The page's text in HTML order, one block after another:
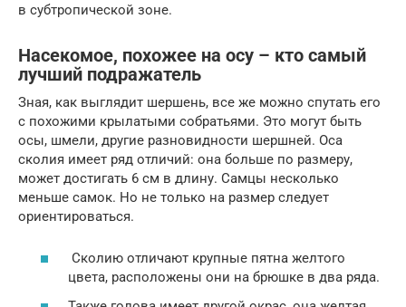
в субтропической зоне.
Насекомое, похожее на осу – кто самый
лучший подражатель
Зная, как выглядит шершень, все же можно спутать его
с похожими крылатыми собратьями. Это могут быть
осы, шмели, другие разновидности шершней. Оса
сколия имеет ряд отличий: она больше по размеру,
может достигать 6 см в длину. Самцы несколько
меньше самок. Но не только на размер следует
ориентироваться.
Сколию отличают крупные пятна желтого
цвета, расположены они на брюшке в два ряда.